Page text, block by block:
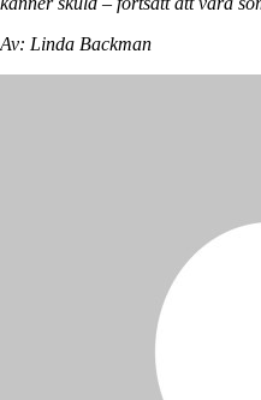
Av: Linda Backman